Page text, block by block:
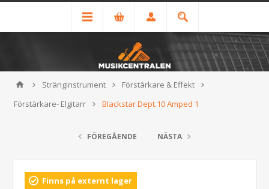
Stränginstrument
Förstärkare & Effekt
Förstärkare- Elgitarr
Blackstar Dept.10 Amped 1
FÖREGÅENDE NÄSTA
Finns på externt lager